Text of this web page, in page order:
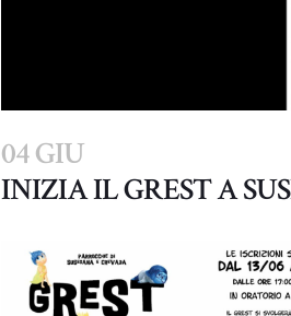
04 GIU
INIZIA IL GREST A